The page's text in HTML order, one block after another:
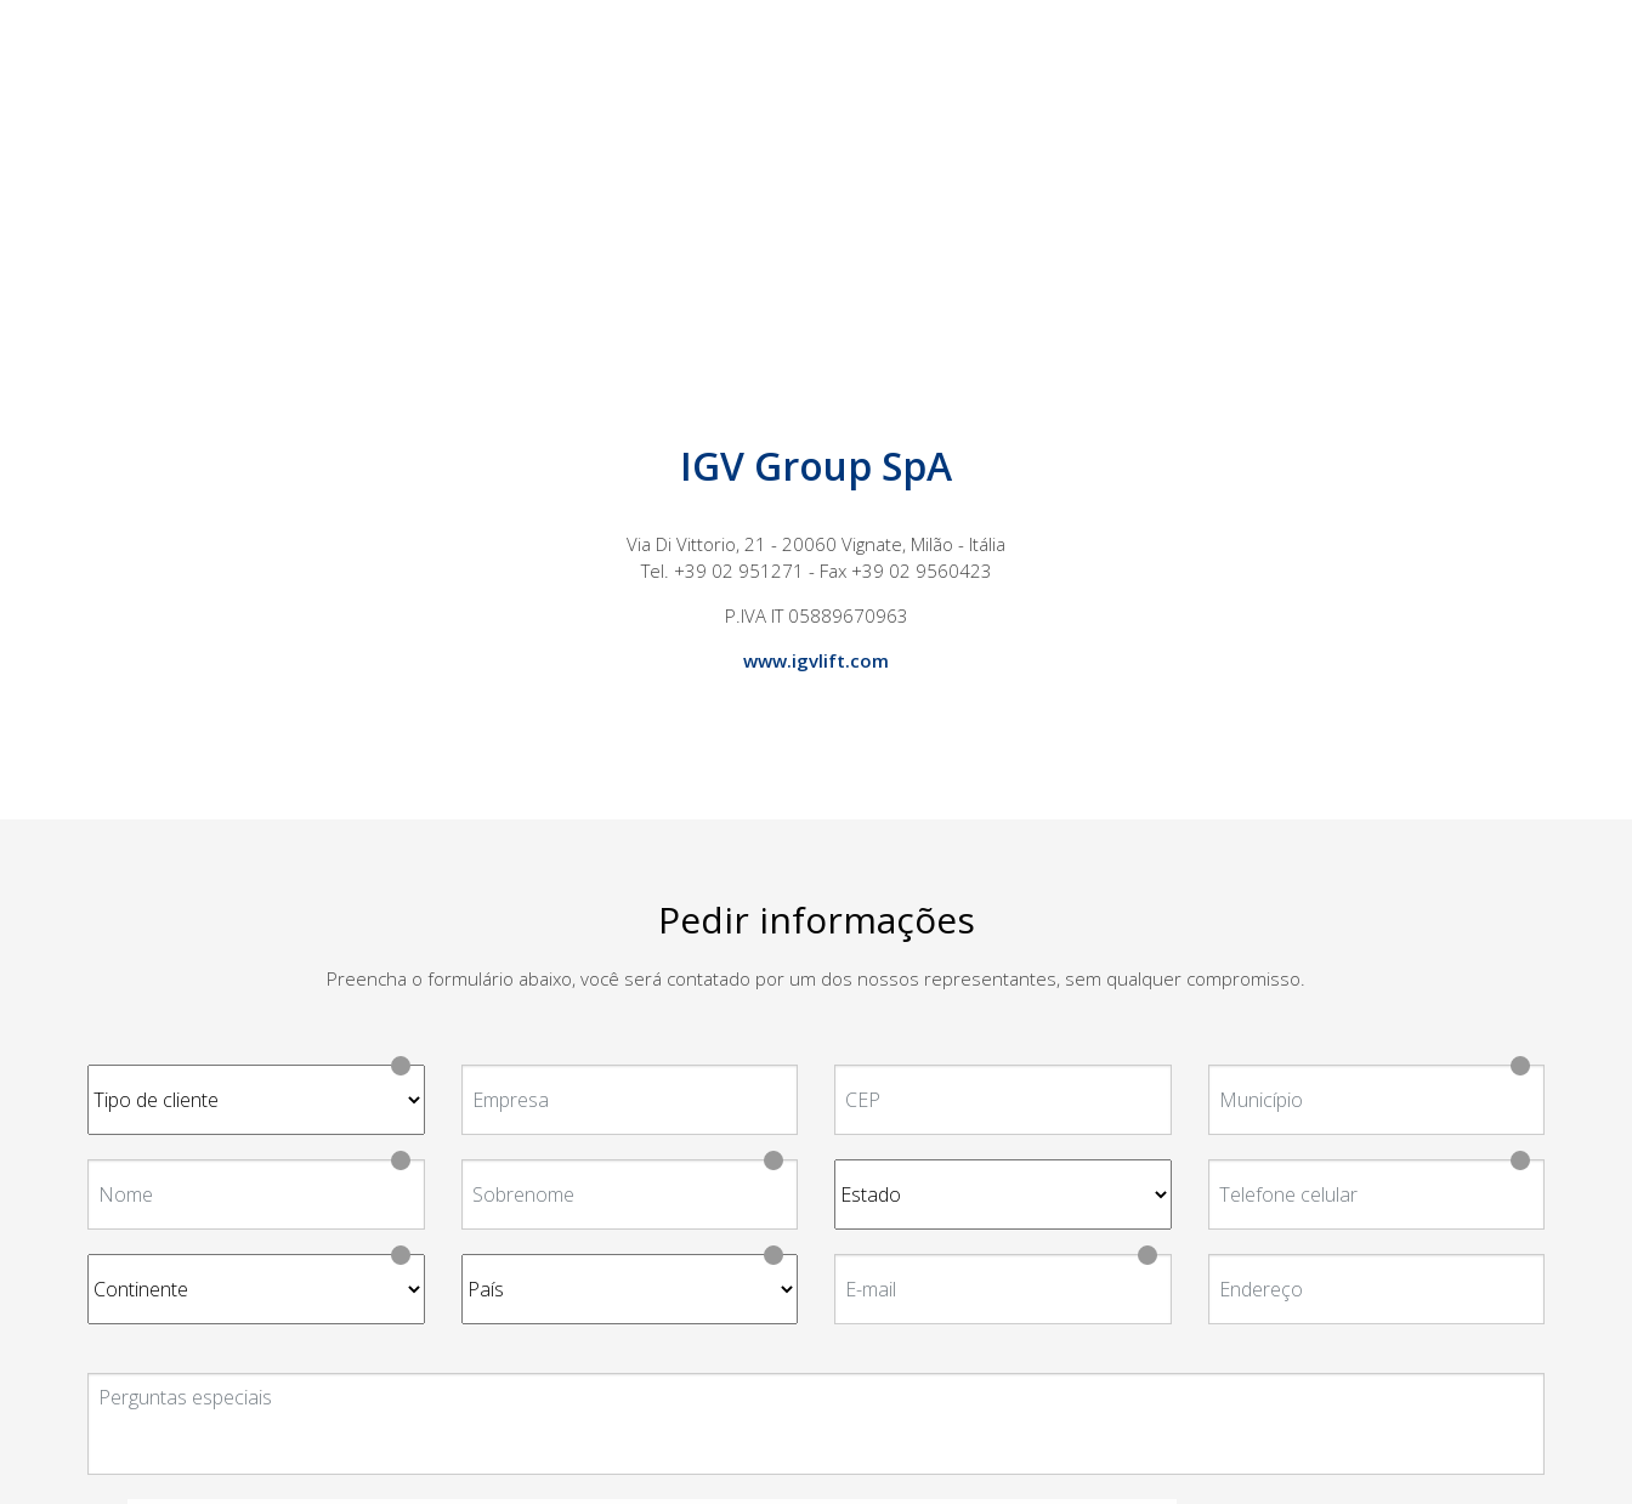
IGV Group SpA
Via Di Vittorio, 21 - 20060 Vignate, Milão - Itália
Tel. +39 02 951271 - Fax +39 02 9560423
P.IVA IT 05889670963
www.igvlift.com
Pedir informações
Preencha o formulário abaixo, você será contatado por um dos nossos representantes, sem qualquer compromisso.